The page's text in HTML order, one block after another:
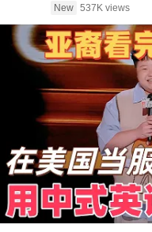
New 537K views